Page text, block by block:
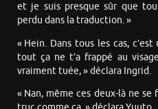
et je suis presque sûr que
perdu dans la traduction. »
« Hein. Dans tous les cas,
tout ça ne t’a frappé au
vraiment tuée, » déclara Ingrid.
« Nan, même ces deux-là ne